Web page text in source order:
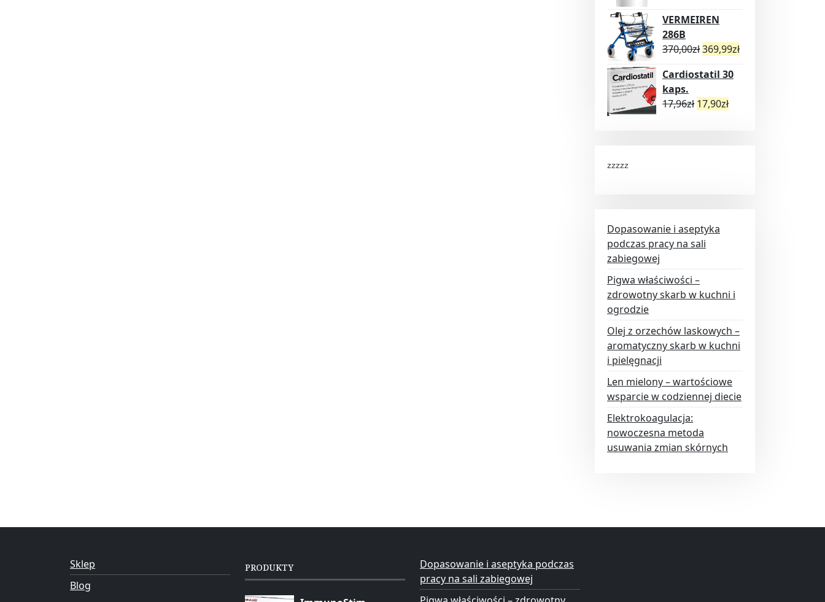
VERMEIREN
286B
370,00zł369,99zł
Cardiostatil 30
kaps.
17,96zł 17,90zł
zzzzz
Dopasowanie i aseptyka
podczas pracy na sali
zabiegowej
Pigwa właściwości –
zdrowotny skarb w kuchni i
ogrodzie
Olej z orzechów laskowych –
aromatyczny skarb w kuchni
i pielęgnacji
Len mielony – wartościowe
wsparcie w codziennej diecie
Elektrokoagulacja:
nowoczesna metoda
usuwania zmian skórnych
Sklep
Blog
PRODUKTY
Dopasowanie i aseptyka podczas
pracy na sali zabiegowej